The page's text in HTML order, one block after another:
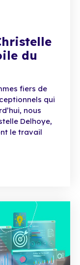
du
fiers de
qui
nous
Delhoye,
le travail